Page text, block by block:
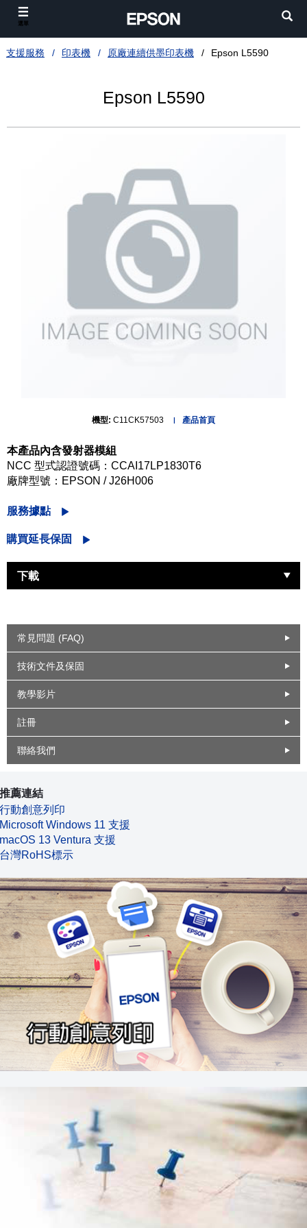
支援服務 印表機 原廠連續供墨印表機 Epson L5590
Epson L5590
機型: C11CK57503 產品首頁
本產品內含發射器模組
NCC 型式認證號碼：CCAI17LP1830T6
廠牌型號：EPSON / J26H006
服務據點
購買延長保固
下載
常見問題 (FAQ)
技術文件及保固
教學影片
註冊
聯絡我們
推薦連結
行動創意列印
Microsoft Windows 11 支援
macOS 13 Ventura 支援
台灣RoHS標示